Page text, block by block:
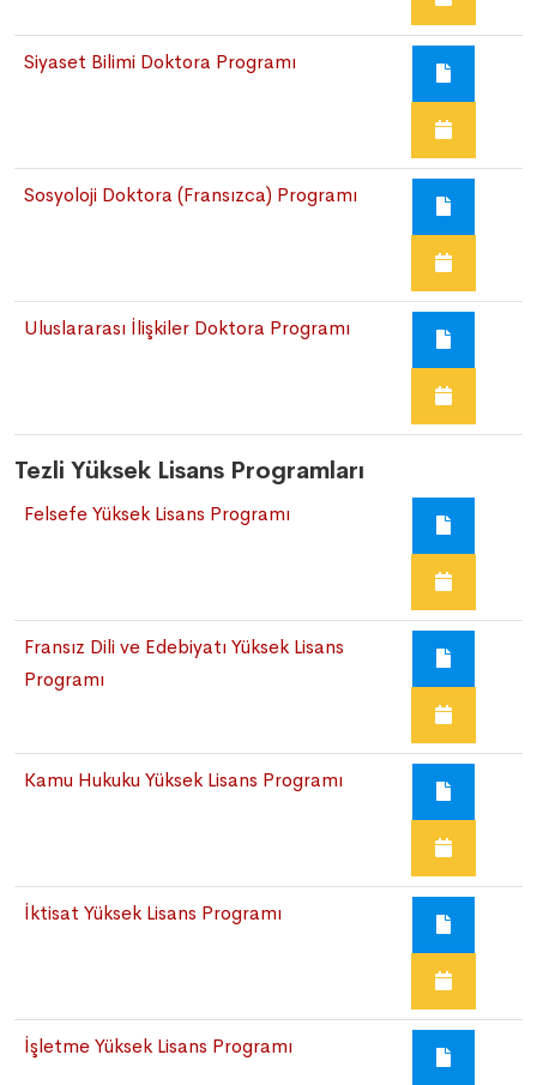
Siyaset Bilimi Doktora Programı
Sosyoloji Doktora (Fransızca) Programı
Uluslararası İlişkiler Doktora Programı
Tezli Yüksek Lisans Programları
Felsefe Yüksek Lisans Programı
Fransız Dili ve Edebiyatı Yüksek Lisans
Programı
Kamu Hukuku Yüksek Lisans Programı
İktisat Yüksek Lisans Programı
İşletme Yüksek Lisans Programı